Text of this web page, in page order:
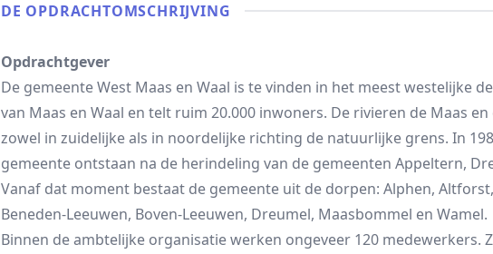
DE OPDRACHT­OMSCHRIJVING
Opdrachtgever
De gemeente West Maas en Waal is te vinden in het meest westelijke
van Maas en Waal en telt ruim 20.000 inwoners. De rivieren de Maas
zowel in zuidelijke als in noordelijke richting de natuurlijke grens. In
gemeente ontstaan na de herindeling van de gemeenten Appeltern,
Vanaf dat moment bestaat de gemeente uit de dorpen: Alphen,
Beneden-Leeuwen, Boven-Leeuwen, Dreumel, Maasbommel en Wamel.
Binnen de ambtelijke organisatie werken ongeveer 120 medewerkers.